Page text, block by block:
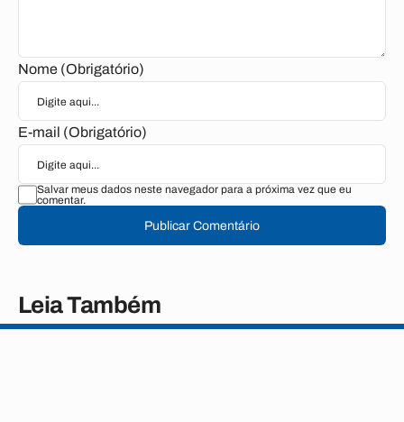
Nome (Obrigatório)
E-mail (Obrigatório)
Salvar meus dados neste navegador para a próxima vez que eu
comentar.
Publicar Comentário
Leia Também